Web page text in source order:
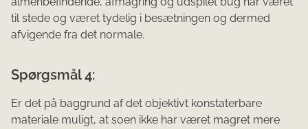
til stede og været tydelig i besætningen og dermed
afvigende fra det normale.
Spørgsmål 4:
Er det på baggrund af det objektivt konstaterbare
materiale muligt, at soen ikke har været magret mere